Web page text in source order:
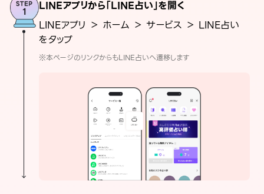
LINEアプリから「LINE占い」を開く
LINEアプリ ＞ ホーム ＞ サービス ＞ LINE占い
をタップ
※本ページのリンクからもLINE占いへ遷移します